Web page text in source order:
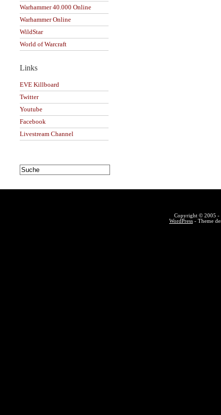
Warhammer 40.000 Online
Warhammer Online
WildStar
World of Warcraft
Links
EVE Killboard
Twitter
Youtube
Facebook
Livestream Channel
Copyright © 2005 -
WordPress - Theme